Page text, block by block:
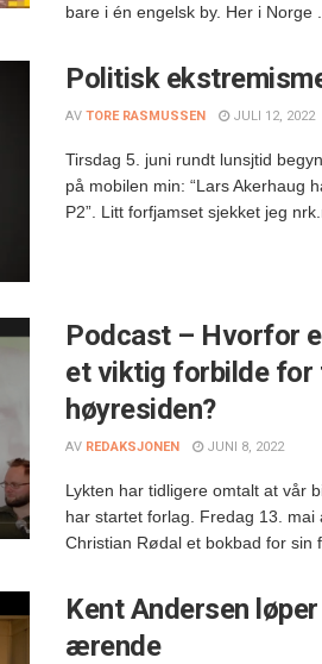
bare i én engelsk by. Her i Norge ...
Politisk
AV TORE RASMUSSEN JULI 12, 2022
Tirsdag 5. juni rundt lunsjtid
på mobilen min: “Lars Akerhaug
P2”. Litt forfjamset sjekket jeg
Podcast – Hvorfor
et viktig forbilde for
høyresiden?
AV REDAKSJONEN JUNI 8, 2022
Lykten har tidligere omtalt at vår
har startet forlag. Fredag 13.
Christian Rødal et bokbad for sin
Kent Andersen
ærende